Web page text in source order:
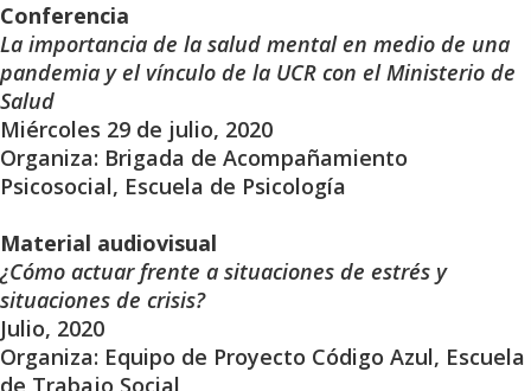
Conferencia
La importancia de la salud mental en medio de una
pandemia y el vínculo de la UCR con el Ministerio de
Salud
Miércoles 29 de julio, 2020
Organiza: Brigada de Acompañamiento
Psicosocial, Escuela de Psicología
Material audiovisual
¿Cómo actuar frente a situaciones de estrés y
situaciones de crisis?
Julio, 2020
Organiza: Equipo de Proyecto Código Azul, Escuela
de Trabajo Social